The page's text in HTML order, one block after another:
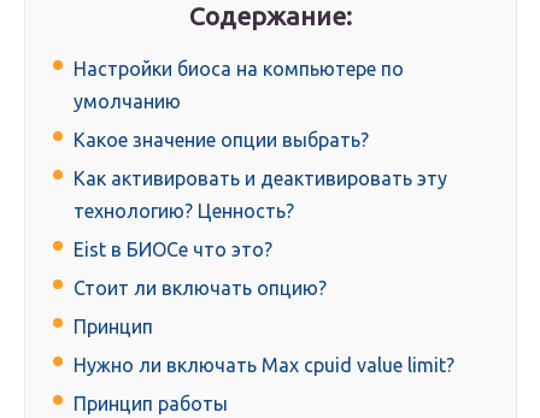
Содержание:
Настройки биоса на компьютере по
умолчанию
Какое значение опции выбрать?
Как активировать и деактивировать эту
технологию? Ценность?
Eist в БИОСе что это?
Стоит ли включать опцию?
Принцип
Нужно ли включать Max cpuid value limit?
Принцип работы